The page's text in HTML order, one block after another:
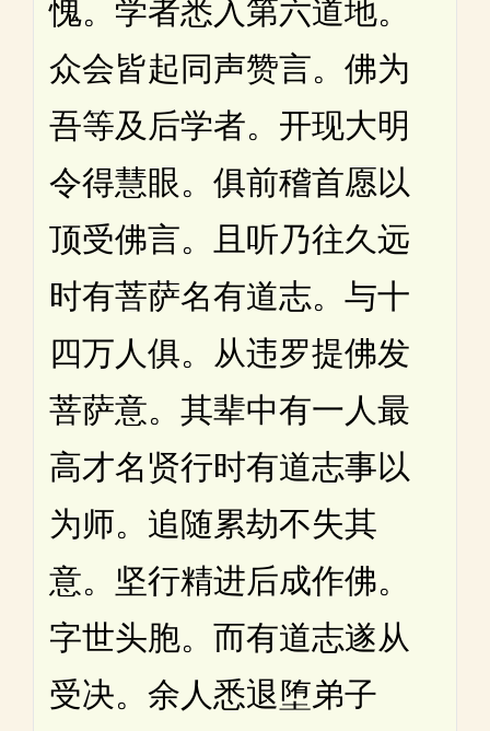
愧。学者悉入第六道地。
众会皆起同声赞言。佛为
吾等及后学者。开现大明
令得慧眼。俱前稽首愿以
顶受佛言。且听乃往久远
时有菩萨名有道志。与十
四万人俱。从违罗提佛发
菩萨意。其辈中有一人最
高才名贤行时有道志事以
为师。追随累劫不失其
意。坚行精进后成作佛。
字世头胞。而有道志遂从
受决。余人悉退堕弟子